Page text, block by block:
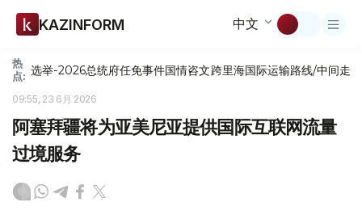
KAZINFORM 中文
热
点: 选举-2026总统府任免事件国情咨文跨里海国际运输路线/中间走廊
09:55, 23 6月 2026
阿塞拜疆将为亚美尼亚提供国际互联网流量
过境服务